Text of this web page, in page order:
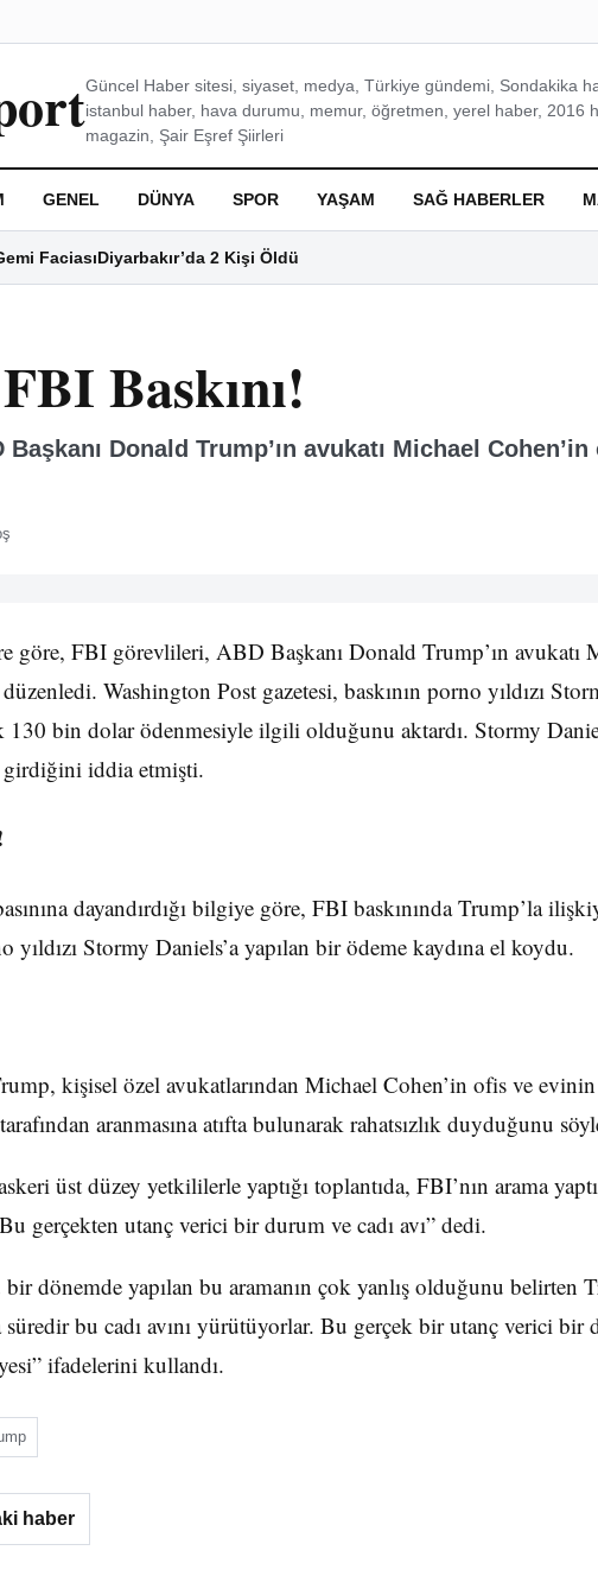
Güncel Haber sitesi, siyaset, medya, Türkiye gündemi, Sondakika
istanbul haber, hava durumu, memur, öğretmen, yerel haber, 2016
magazin, Şair Eşref Şiirleri
GENEL DÜNYA SPOR YAŞAM SAĞ HABERLER
FaciasıDiyarbakır’da 2 Kişi Öldü
Baskını!
Donald Trump’ın avukatı Michael
göre, FBI görevlileri, ABD Başkanı Donald Trump’ın avukatı
Washington Post gazetesi, baskının porno yıldızı
130 bin dolar ödenmesiyle ilgili olduğunu aktardı. Stormy
iddia etmişti.
dayandırdığı bilgiye göre, FBI baskınında Trump’la
Stormy Daniels’a yapılan bir ödeme kaydına el koydu.
kişisel özel avukatlarından Michael Cohen’in ofis ve evinin
aranmasına atıfta bulunarak rahatsızlık duyduğunu
üst düzey yetkililerle yaptığı toplantıda, FBI’nın arama
gerçekten utanç verici bir durum ve cadı avı” dedi.
dönemde yapılan bu aramanın çok yanlış olduğunu belirten
bu cadı avını yürütüyorlar. Bu gerçek bir utanç verici bir
ifadelerini kullandı.
haber